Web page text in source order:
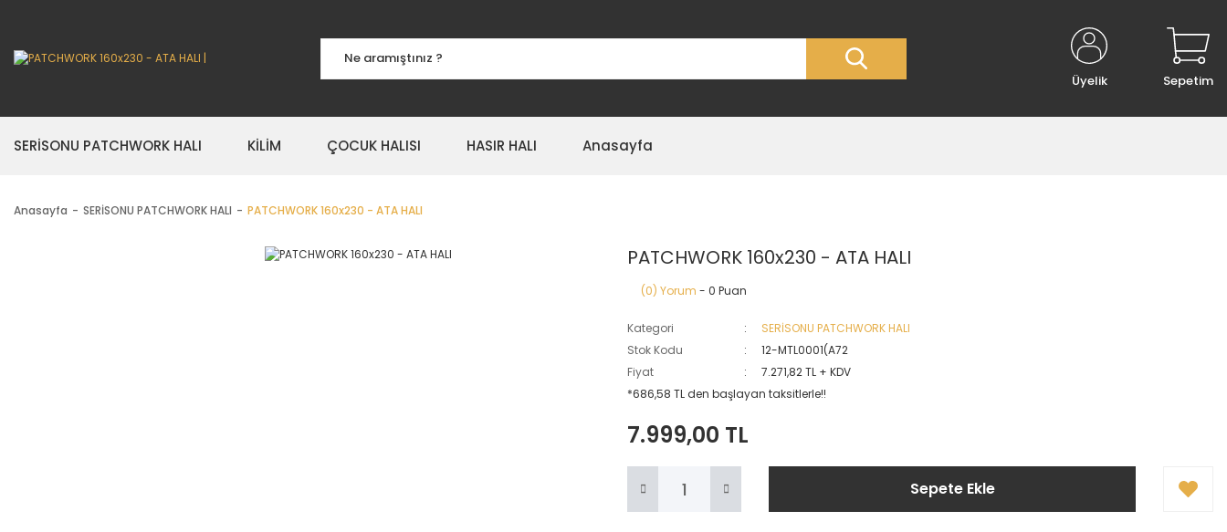
Üyelik Sepetim
SERİSONU PATCHWORK HALI KİLİM ÇOCUK HALISI HASIR HALI Anasayfa
Anasayfa SERİSONU PATCHWORK HALI PATCHWORK 160x230 - ATA HALI
PATCHWORK 160x230 - ATA HALI
(0) Yorum - 0 Puan
Kategori
SERİSONU PATCHWORK HALI
Stok Kodu
12-MTL0001(A72
Fiyat
7.271,82 TL + KDV
*686,58 TL den başlayan taksitlerle!!
7.999,00 TL
Sepete Ekle